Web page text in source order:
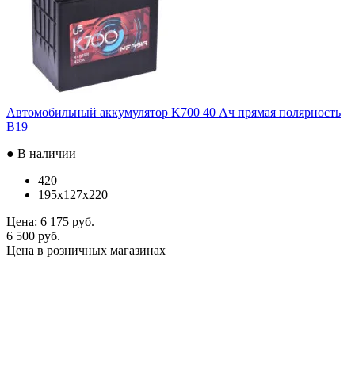
Автомобильный аккумулятор K700 40 Ач прямая полярность
B19
● В наличии
420
195x127x220
Цена: 6 175 руб.
6 500 руб.
Цена в розничных магазинах